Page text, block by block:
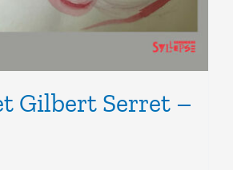
Gilbert Serret –